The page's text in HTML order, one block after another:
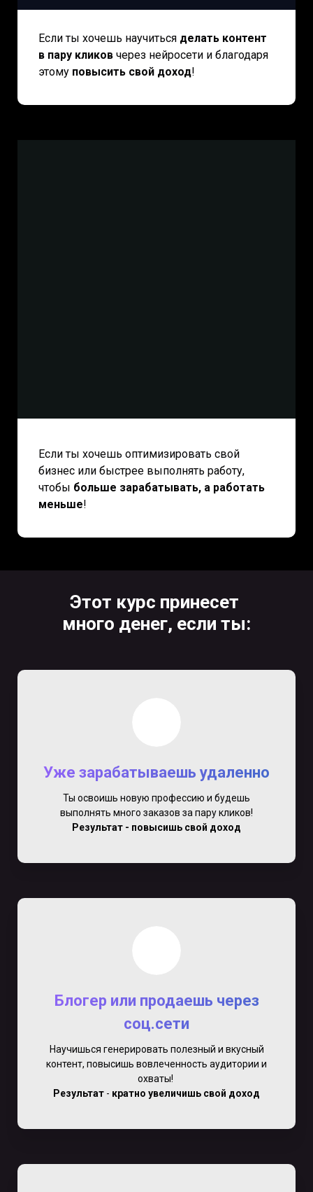
Если ты хочешь научиться делать контент
в пару кликов через нейросети и благодаря
этому повысить свой доход!
Если ты хочешь оптимизировать свой
бизнес или быстрее выполнять работу,
чтобы больше зарабатывать, а работать
меньше!
Этот курс принесет
много денег, если ты:
Уже зарабатываешь удаленно
Ты освоишь новую профессию и будешь
выполнять много заказов за пару кликов!
Результат - повысишь свой доход
Блогер или продаешь через
соц.сети
Научишься генерировать полезный и вкусный
контент, повысишь вовлеченность аудитории и
охваты!
Результат - кратно увеличишь свой доход